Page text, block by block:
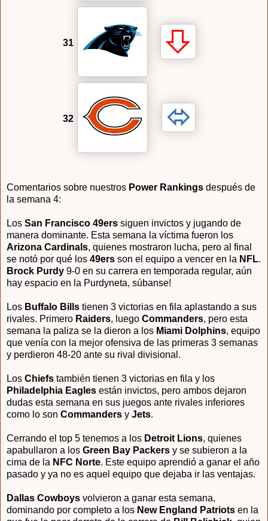
31
32
Comentarios sobre nuestros Power Rankings después de
la semana 4:
Los San Francisco 49ers siguen invictos y jugando de
manera dominante. Esta semana la víctima fueron los
Arizona Cardinals, quienes mostraron lucha, pero al final
se notó por qué los 49ers son el equipo a vencer en la NFL.
Brock Purdy 9-0 en su carrera en temporada regular, aún
hay espacio en la Purdyneta, súbanse!
Los Buffalo Bills tienen 3 victorias en fila aplastando a sus
rivales. Primero Raiders, luego Commanders, pero esta
semana la paliza se la dieron a los Miami Dolphins, equipo
que venía con la mejor ofensiva de las primeras 3 semanas
y perdieron 48-20 ante su rival divisional.
Los Chiefs también tienen 3 victorias en fila y los
Philadelphia Eagles están invictos, pero ambos dejaron
dudas esta semana en sus juegos ante rivales inferiores
como lo son Commanders y Jets.
Cerrando el top 5 tenemos a los Detroit Lions, quienes
apabullaron a los Green Bay Packers y se subieron a la
cima de la NFC Norte. Este equipo aprendió a ganar el año
pasado y ya no es aquel equipo que dejaba ir las ventajas.
Dallas Cowboys volvieron a ganar esta semana,
dominando por completo a los New England Patriots en la